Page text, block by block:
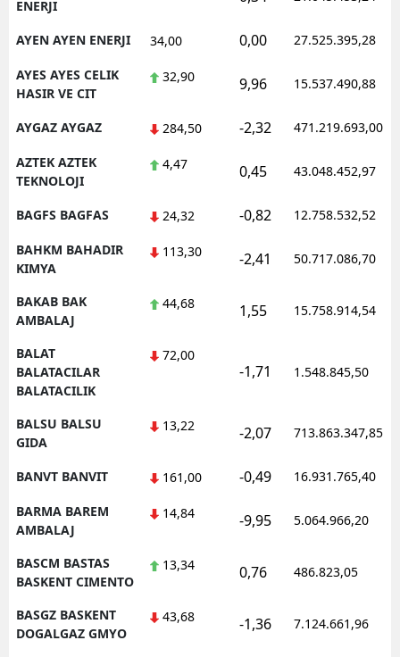
ENERJI
AYEN AYEN ENERJI 34,00 0,00 27.525.395,28
AYES AYES CELIK
HASIR VE CIT
32,90 9,96 15.537.490,88
AYGAZ AYGAZ 284,50 -2,32 471.219.693,00
AZTEK AZTEK
TEKNOLOJI
4,47 0,45 43.048.452,97
BAGFS BAGFAS 24,32 -0,82 12.758.532,52
BAHKM BAHADIR
KIMYA
113,30 -2,41 50.717.086,70
BAKAB BAK
AMBALAJ
44,68 1,55 15.758.914,54
BALAT
BALATACILAR
BALATACILIK
72,00
-1,71 1.548.845,50
BALSU BALSU
GIDA
13,22 -2,07 713.863.347,85
BANVT BANVIT 161,00 -0,49 16.931.765,40
BARMA BAREM
AMBALAJ
14,84 -9,95 5.064.966,20
BASCM BASTAS
BASKENT CIMENTO
13,34 0,76 486.823,05
BASGZ BASKENT
DOGALGAZ GMYO
43,68 -1,36 7.124.661,96